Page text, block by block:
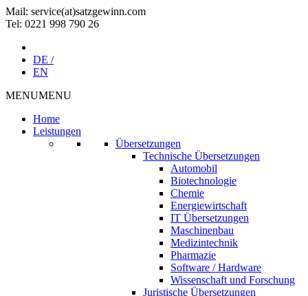
Mail: service(at)satz­gewinn.com
Tel: 0221 998 790 26
DE /
EN
MENUMENU
Home
Leistungen
Übersetzungen
Technische Übersetzungen
Automobil
Biotechnologie
Chemie
Energiewirtschaft
IT Übersetzungen
Maschinenbau
Medizintechnik
Pharmazie
Software / Hardware
Wissenschaft und Forschung
Juristische Übersetzungen